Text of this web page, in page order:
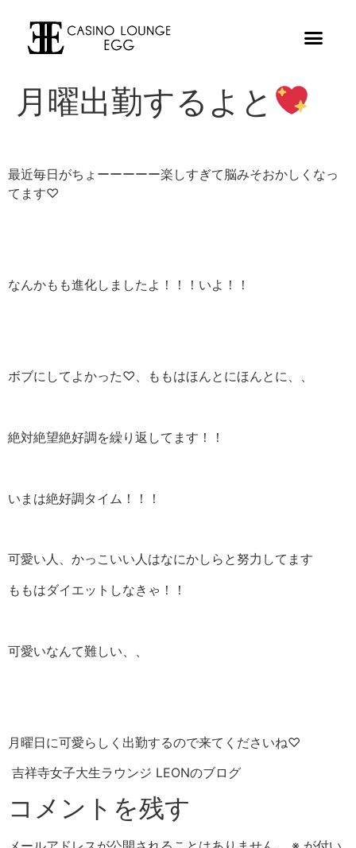
月曜出勤するよと
最近毎日がちょーーーーー楽しすぎて脳みそおかしくなっ
てます♡
なんかもも進化しましたよ！！！いよ！！
ボブにしてよかった♡、ももはほんとにほんとに、、
絶対絶望絶好調を繰り返してます！！
いまは絶好調タイム！！！
可愛い人、かっこいい人はなにかしらと努力してます
ももはダイエットしなきゃ！！
可愛いなんて難しい、、
月曜日に可愛らしく出勤するので来てくださいね♡
吉祥寺女子大生ラウンジ LEONのブログ
コメントを残す